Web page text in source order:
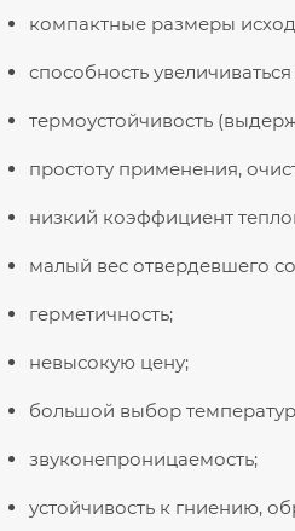
компактные размеры
способность
термоустойчивость
простоту применения,
низкий коэффициент
малый вес отвердевшего
герметичность;
невысокую цену;
большой выбор
звуконепроницаемость;
устойчивость к гниению,